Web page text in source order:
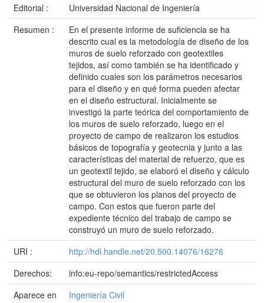
Editorial :
Universidad Nacional de Ingeniería
Resumen :
En el presente informe de suficiencia se ha
descrito cual es la metodología de diseño de los
muros de suelo reforzado con geotextiles
tejidos, así como también se ha identificado y
definido cuales son los parámetros necesarios
para el diseño y en qué forma pueden afectar
en el diseño estructural. Inicialmente se
investigó la parte teórica del comportamiento de
los muros de suelo reforzado, luego en el
proyecto de campo de realizaron los estudios
básicos de topografía y geotecnia y junto a las
características del material de refuerzo, que es
un geotextil tejido, se elaboró el diseño y cálculo
estructural del muro de suelo reforzado con los
que se obtuvieron los planos del proyecto de
campo. Con estos que fueron parte del
expediente técnico del trabajo de campo se
construyó un muro de suelo reforzado.
URI :
http://hdl.handle.net/20.500.14076/16276
Derechos:
info:eu-repo/semantics/restrictedAccess
Aparece en
Ingeniería Civil